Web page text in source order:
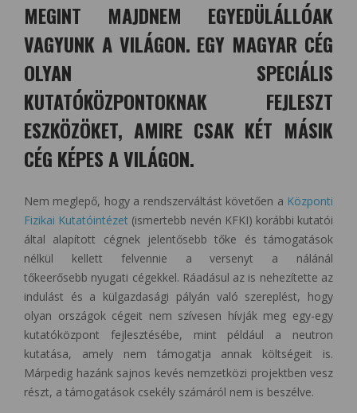
MEGINT MAJDNEM EGYEDÜLÁLLÓAK
VAGYUNK A VILÁGON. EGY MAGYAR CÉG
OLYAN SPECIÁLIS
KUTATÓKÖZPONTOKNAK FEJLESZT
ESZKÖZÖKET, AMIRE CSAK KÉT MÁSIK
CÉG KÉPES A VILÁGON.
Nem meglepő, hogy a rendszerváltást követően a Központi
Fizikai Kutatóintézet (ismertebb nevén KFKI) korábbi kutatói
által alapított cégnek jelentősebb tőke és támogatások
nélkül kellett felvennie a versenyt a nálánál
tőkeerősebb nyugati cégekkel. Ráadásul az is nehezítette az
indulást és a külgazdasági pályán való szereplést, hogy
olyan országok cégeit nem szívesen hívják meg egy-egy
kutatóközpont fejlesztésébe, mint például a neutron
kutatása, amely nem támogatja annak költségeit is.
Márpedig hazánk sajnos kevés nemzetközi projektben vesz
részt, a támogatások csekély számáról nem is beszélve.